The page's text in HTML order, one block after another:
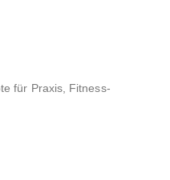
für Praxis, Fitness-